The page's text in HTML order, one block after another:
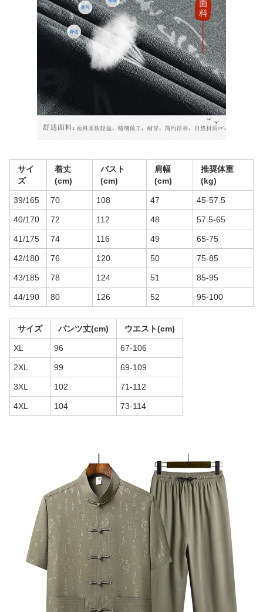
サイ
ズ
着丈
(cm)
バスト
(cm)
肩幅
(cm)
推奨体重
(kg)
39/165 70 108 47 45-57.5
40/170 72 112 48 57.5-65
41/175 74 116 49 65-75
42/180 76 120 50 75-85
43/185 78 124 51 85-95
44/190 80 126 52 95-100
サイズ パンツ丈(cm) ウエスト(cm)
XL 96 67-106
2XL 99 69-109
3XL 102 71-112
4XL 104 73-114